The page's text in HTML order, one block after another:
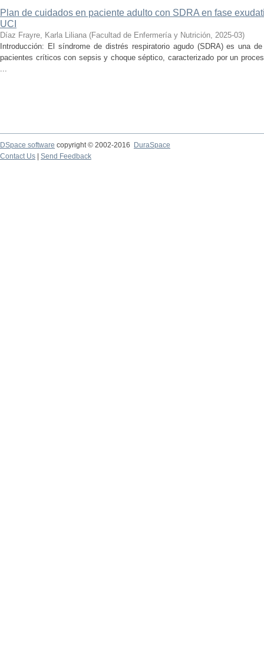
Plan de cuidados en paciente adulto con SDRA en fase
UCI
Díaz Frayre, Karla Liliana (Facultad de Enfermería y Nutrición, 2025-03)
Introducción: El síndrome de distrés respiratorio agudo (SDRA) es una
pacientes críticos con sepsis y choque séptico, caracterizado por un
...
DSpace software copyright © 2002-2016
DuraSpace
Contact Us
Send Feedback